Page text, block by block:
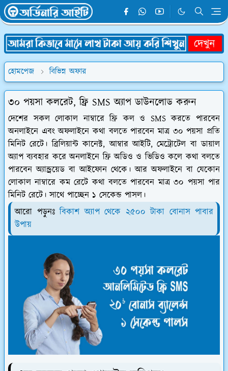
হোমপেজ বিভিন্ন অফার
৩০ পয়সা কলরেট, ফ্রি SMS অ্যাপ ডাউনলোড করুন
দেশের সকল লোকাল নাম্বারে ফ্রি কল ও SMS করতে পারবেন
অনলাইনে এবং অফলাইনে কথা বলতে পারবেন মাত্র ৩০ পয়সা প্রতি
মিনিট রেটে। ব্রিলিয়ান্ট কানেক্ট, আম্বার আইটি, মেট্রোটেল বা ডায়াল
অ্যাপ ব্যবহার করে অনলাইনে ফ্রি অডিও ও ভিডিও কলে কথা বলতে
পারবেন অ্যান্ড্রয়েড বা আইফোন থেকে। আর অফলাইনে বা যেকোন
লোকাল নাম্বারে কম রেটে কথা বলতে পারবেন মাত্র ৩০ পয়সা পার
মিনিট রেটে। সাথে পাচ্ছেন ১ সেকেন্ড পাসল।
আরো পড়ুনঃবিকাশ অ্যাপ থেকে ২৫০০ টাকা বোনাস পাবার
উপায়